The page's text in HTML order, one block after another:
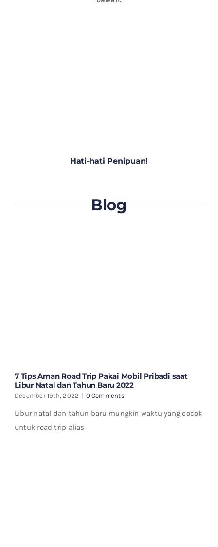
Hati-hati Penipuan!
Blog
7 Tips Aman Road Trip Pakai Mobil Pribadi saat
Libur Natal dan Tahun Baru 2022
December 19th, 2022 | 0 Comments
Libur natal dan tahun baru mungkin waktu yang cocok
untuk road trip alias